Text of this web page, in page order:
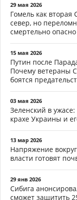
29 мая 2026
Гомель как вторая
север, но
смертельно
15 мая 2026
Путин после
Почему ветераны
боятся
03 мая 2026
Зеленский в
крахе Украины и
13 мар 2026
Напряжение
власти готовят
29 янв 2026
Сибига
сможет защитить